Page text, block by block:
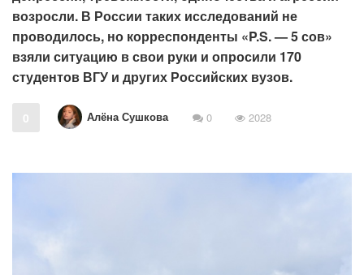
возросли. В России таких исследований не
проводилось, но корреспонденты «P.S. — 5 сов»
взяли ситуацию в свои руки и опросили 170
студентов ВГУ и других Российских вузов.
0 Алёна Сушкова 0 2028